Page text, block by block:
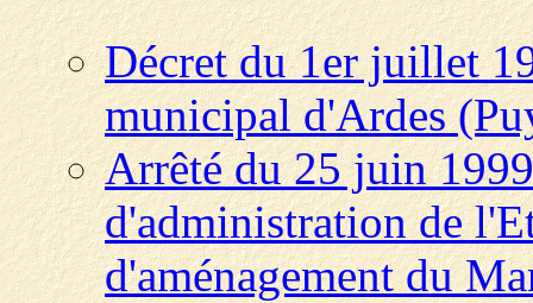
Décret du 1er juillet
municipal d'Ardes
Arrêté du 25 juin
d'administration de
d'aménagement du